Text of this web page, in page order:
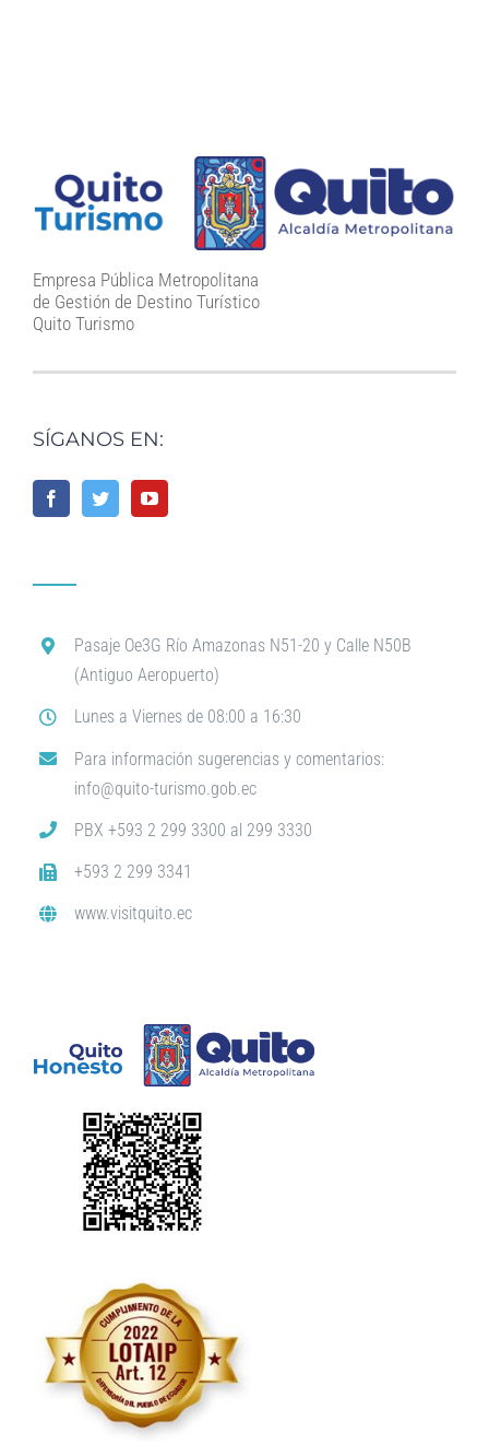
Empresa Pública Metropolitana
de Gestión de Destino Turístico
Quito Turismo
SÍGANOS EN:
Pasaje Oe3G Río Amazonas N51-20 y Calle N50B
(Antiguo Aeropuerto)
Lunes a Viernes de 08:00 a 16:30
Para información sugerencias y comentarios:
info@quito-turismo.gob.ec
PBX +593 2 299 3300 al 299 3330
+593 2 299 3341
www.visitquito.ec